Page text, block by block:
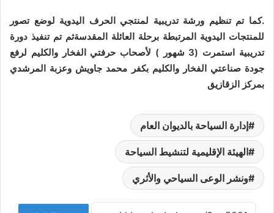
.كما تم تنظيم ورشة تدريبية لمنتجي الحرف اليدوية لوضع تصور
للمنتجات اليدوية المرتبطة برحلة العائلة المقدسةثم تم تنفيذ دورة
تدريبية استمرت (3 شهور ) لأصحاب حرفتي الفخار والكليم لرفع
جودة صناعتي الفخار والكليم بكفر محمد جاويش وعزبة المرشدي
بمركز الزقازيق
إدارة السياحة بالديوان العام
الهيئة الإقليمية لتنشيط السياحة
ونشر الوعى السياحي والأثري